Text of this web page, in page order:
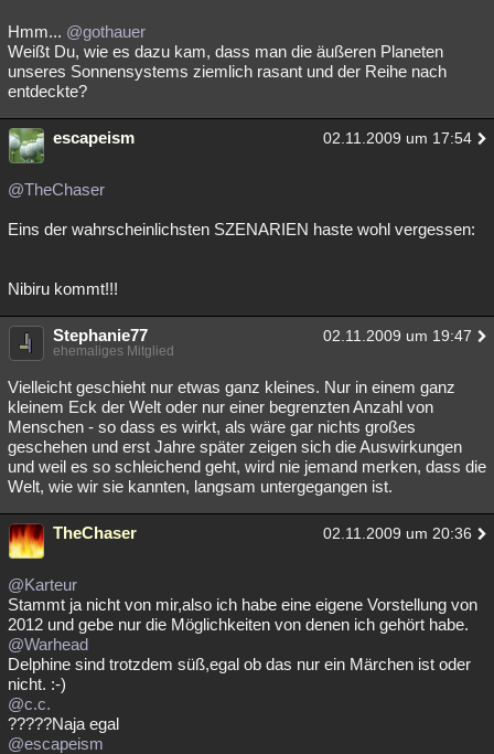
Hmm... @gothauer
Weißt Du, wie es dazu kam, dass man die äußeren Planeten
unseres Sonnensystems ziemlich rasant und der Reihe nach
entdeckte?
escapeism 02.11.2009 um 17:54
@TheChaser
Eins der wahrscheinlichsten SZENARIEN haste wohl vergessen:
Nibiru kommt!!!
Stephanie77 02.11.2009 um 19:47
ehemaliges Mitglied
Vielleicht geschieht nur etwas ganz kleines. Nur in einem ganz
kleinem Eck der Welt oder nur einer begrenzten Anzahl von
Menschen - so dass es wirkt, als wäre gar nichts großes
geschehen und erst Jahre später zeigen sich die Auswirkungen
und weil es so schleichend geht, wird nie jemand merken, dass die
Welt, wie wir sie kannten, langsam untergegangen ist.
TheChaser 02.11.2009 um 20:36
@Karteur
Stammt ja nicht von mir,also ich habe eine eigene Vorstellung von
2012 und gebe nur die Möglichkeiten von denen ich gehört habe.
@Warhead
Delphine sind trotzdem süß,egal ob das nur ein Märchen ist oder
nicht. :-)
@c.c.
?????Naja egal
@escapeism